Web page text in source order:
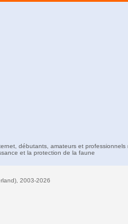
débutants, amateurs et professionnels
et la protection de la faune
2003-2026